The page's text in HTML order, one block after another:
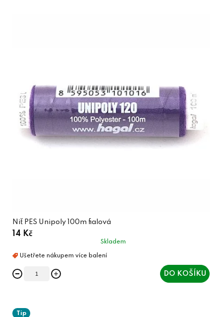
Niť PES Unipoly 100m fialová
14 Kč
Skladem
DO KOŠÍKU
Tip